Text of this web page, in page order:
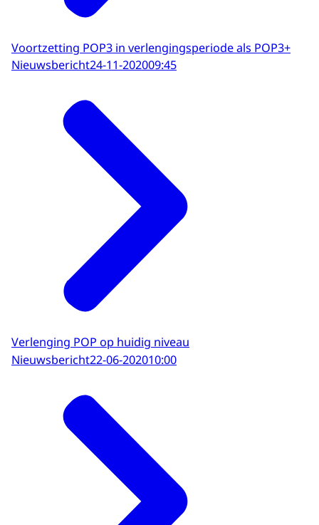
Voortzetting POP3 in verlengingsperiode als POP3+
Nieuwsbericht24-11-202009:45
Verlenging POP op huidig niveau
Nieuwsbericht22-06-202010:00